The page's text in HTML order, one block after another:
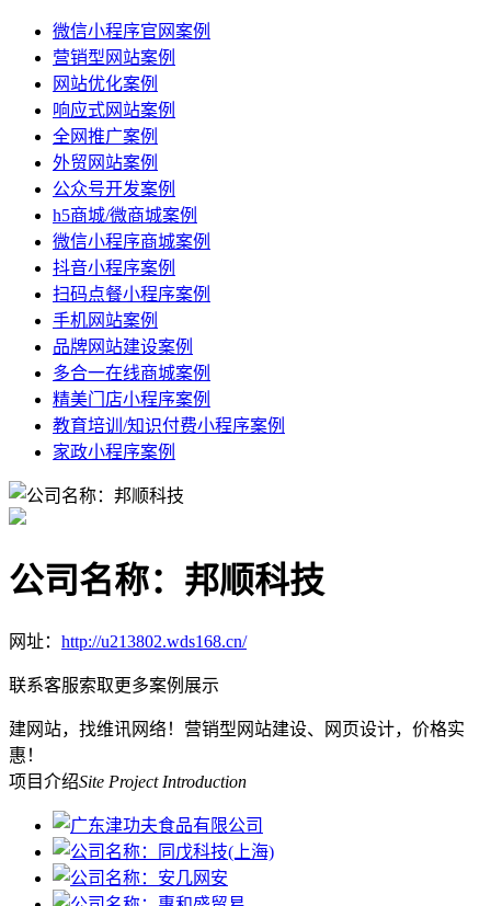
微信小程序官网案例
营销型网站案例
网站优化案例
响应式网站案例
全网推广案例
外贸网站案例
公众号开发案例
h5商城/微商城案例
微信小程序商城案例
抖音小程序案例
扫码点餐小程序案例
手机网站案例
品牌网站建设案例
多合一在线商城案例
精美门店小程序案例
教育培训/知识付费小程序案例
家政小程序案例
公司名称：邦顺科技
网址： http://u213802.wds168.cn/
联系客服索取更多案例展示
建网站，找维讯网络！营销型网站建设、网页设计，价格实
惠！
项目介绍Site Project Introduction